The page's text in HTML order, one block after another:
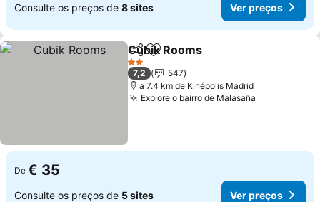
Consulte os preços de 8 sites Ver preços
PartilharAdicionar aos favoritos
Cubik Rooms
2 Estrelas
7,2
547
a 7.4 km de Kinépolis Madrid
Explore o bairro de Malasaña
De € 35
Consulte os preços de 5 sites Ver preços